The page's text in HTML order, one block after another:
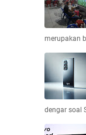
merupakan
dengar soal